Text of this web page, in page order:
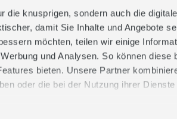
die knusprigen, sondern auch die
damit Sie Inhalte und Angebote
möchten, teilen wir einige
und Analysen. So können
bieten. Unsere Partner
oder die bei der Nutzung ihrer
,Social AdvertisingErstellungsdatum: 17.
INHALT